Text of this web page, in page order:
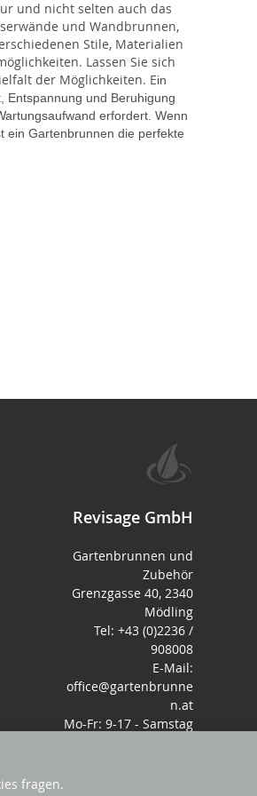
und nicht selten auch das
und Wandbrunnen,
Stile, Materialien
Lassen Sie sich
der Möglichkeiten. Ein
Entspannung und Beruhigung
erfordert. Wenn
ein Gartenbrunnen die perfekte
Revisage GmbH
Gartenbrunnen und
Zubehör
Grenzgasse 40, 2340
Mödling
Tel: +43 (0)2236 /
908008
E-Mail:
office@gartenbrunne
n.at
Mo-Fr: 9-17 - Samstag
fragen.